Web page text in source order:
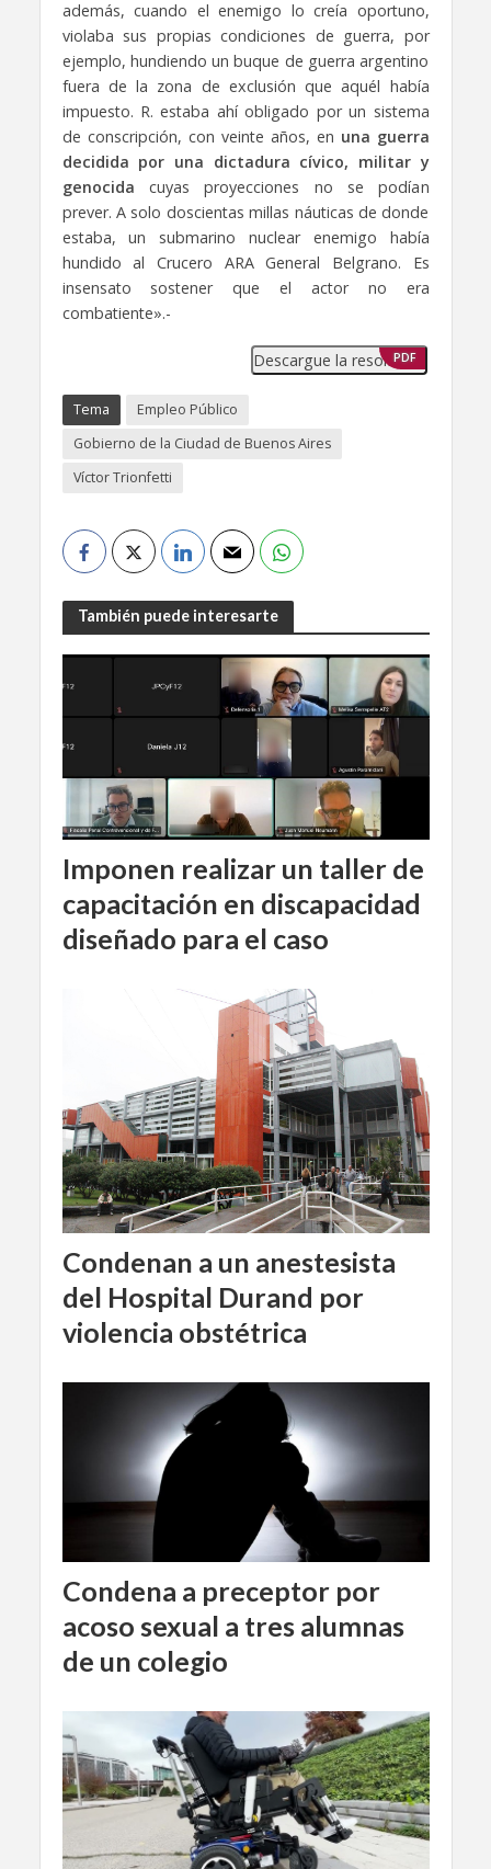
además, cuando el enemigo lo creía oportuno,
violaba sus propias condiciones de guerra, por
ejemplo, hundiendo un buque de guerra argentino
fuera de la zona de exclusión que aquél había
impuesto. R. estaba ahí obligado por un sistema
de conscripción, con veinte años, en una guerra
decidida por una dictadura cívico, militar y
genocida cuyas proyecciones no se podían
prever. A solo doscientas millas náuticas de donde
estaba, un submarino nuclear enemigo había
hundido al Crucero ARA General Belgrano. Es
insensato sostener que el actor no era
combatiente».-
Descargue la resolución
PDF
Tema
Empleo Público
Gobierno de la Ciudad de Buenos Aires
Víctor Trionfetti
También puede interesarte
Imponen realizar un taller de
capacitación en discapacidad
diseñado para el caso
Condenan a un anestesista
del Hospital Durand por
violencia obstétrica
Condena a preceptor por
acoso sexual a tres alumnas
de un colegio